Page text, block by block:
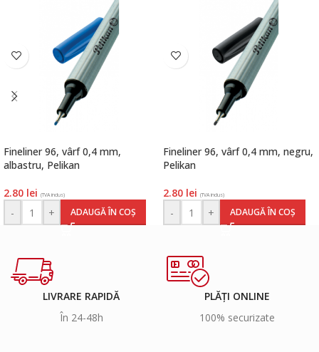
Fineliner 96, vârf 0,4 mm,
albastru, Pelikan
2.80 lei (TVA inclus)
- + ADAUGĂ ÎN COȘ
Fineliner 96, vârf 0,4 mm, negru,
Pelikan
2.80 lei (TVA inclus)
- + ADAUGĂ ÎN COȘ
LIVRARE RAPIDĂ
În 24-48h
PLĂȚI ONLINE
100% securizate